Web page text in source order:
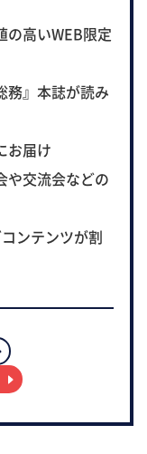
の高いWEB限定
務』本誌が読み
お届け
や交流会などの
ンテンツが割